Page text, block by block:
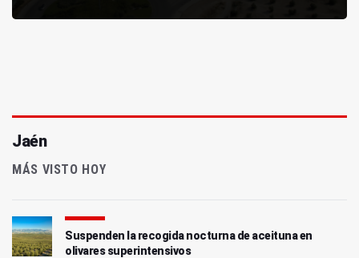
Jaén
MÁS VISTO HOY
Suspenden la recogida nocturna de aceituna en
olivares superintensivos